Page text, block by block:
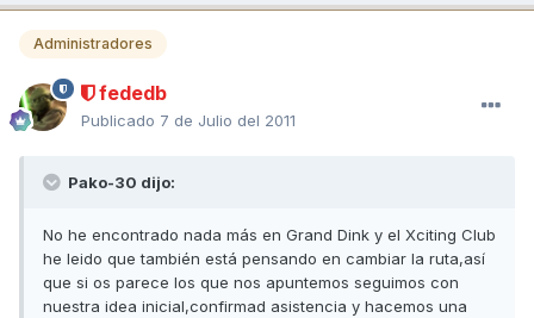
Administradores
fededb
Publicado 7 de Julio del 2011
Pako-30 dijo:
No he encontrado nada más en Grand Dink y el Xciting Club
he leido que también está pensando en cambiar la ruta,así
que si os parece los que nos apuntemos seguimos con
nuestra idea inicial,confirmad asistencia y hacemos una